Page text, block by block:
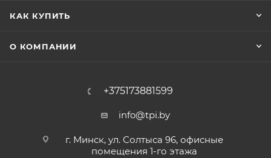
КАК КУПИТЬ
О КОМПАНИИ
+375173881599
info@tpi.by
г. Минск, ул. Солтыса 96, офисные
помещения 1-го этажа